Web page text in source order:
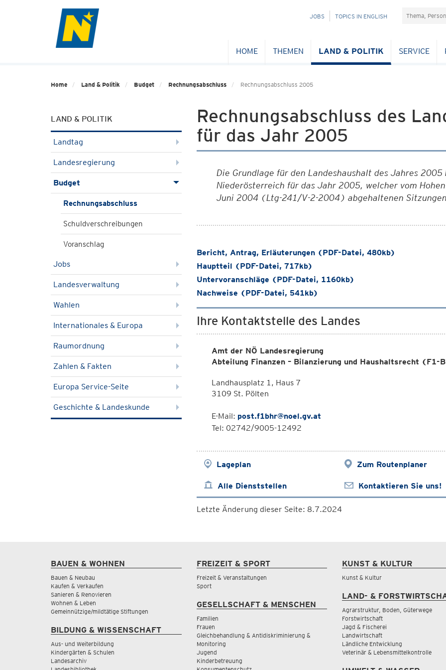
NAVIGATION
JOBS TOPICS IN ENGLISH Suchefeld
HOME THEMEN LAND & POLITIK SERVICE
Home Land & Politik Budget Rechnungsabschluss Rechnungsabschluss 2005
LAND & POLITIK
Landtag
Landesregierung
Budget
Rechnungsabschluss
Schuldverschreibungen
Voranschlag
Jobs
Landesverwaltung
Wahlen
Internationales & Europa
Raumordnung
Zahlen & Fakten
Europa Service-Seite
Geschichte & Landeskunde
Rechnungsabschluss des
für das Jahr 2005
Die Grundlage für den Landeshaushalt des Jahres
Niederösterreich für das Jahr 2005, welcher vom
Juni 2004 (Ltg-241/V-2-2004) abgehaltenen
Bericht, Antrag, Erläuterungen (PDF-Datei, 480kb)
Hauptteil (PDF-Datei, 717kb)
Untervoranschläge (PDF-Datei, 1160kb)
Nachweise (PDF-Datei, 541kb)
Ihre Kontaktstelle des Landes
Amt der NÖ Landesregierung
Abteilung Finanzen – Bilanzierung und Haushaltsrecht (F1-
Landhausplatz 1, Haus 7
3109 St. Pölten
E-Mail: post.f1bhr@noel.gv.at
Tel: 02742/9005-12492
Lageplan Zum Routenplaner
Alle Dienststellen Kontaktieren Sie uns!
Letzte Änderung dieser Seite: 8.7.2024
BAUEN & WOHNEN
Bauen & Neubau
Kaufen & Verkaufen
Sanieren & Renovieren
Wohnen & Leben
Gemeinnützige/mildtätige Stiftungen
BILDUNG & WISSENSCHAFT
Aus- und Weiterbildung
Kindergärten & Schulen
Landesarchiv
FREIZEIT & SPORT
Freizeit & Veranstaltungen
Sport
GESELLSCHAFT & MENSCHEN
Familien
Frauen
Gleichbehandlung & Antidiskriminierung &
Monitoring
Jugend
Kinderbetreuung
KUNST & KULTUR
Kunst & Kultur
LAND- &
Agrarstruktur, Boden, Güterwege
Forstwirtschaft
Jagd & Fischerei
Landwirtschaft
Ländliche Entwicklung
Veterinär & Lebensmittelkontrolle